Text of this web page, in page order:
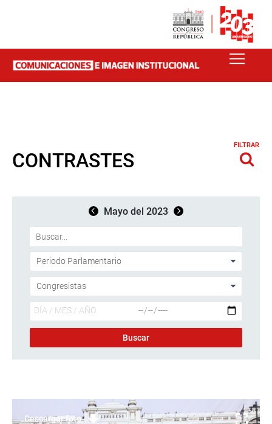
CONTRASTES
FILTRAR
Mayo del 2023
Descargar foto